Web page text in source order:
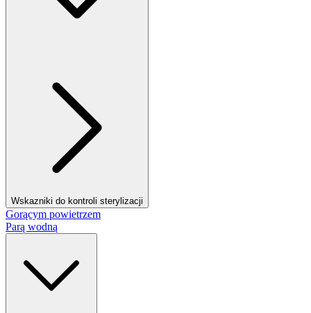
Wskazniki do kontroli sterylizacji
Gorącym powietrzem
Parą wodną